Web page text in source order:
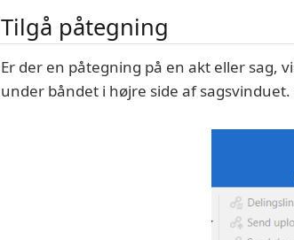
Tilgå påtegning
Er der en påtegning på en akt eller sag,
under båndet i højre side af